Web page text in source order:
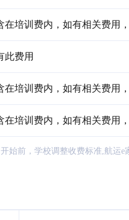
在培训费内，如有相关费用
此费用
在培训费内，如有相关费用
在培训费内，如有相关费用
始前，学校调整收费标准,航运